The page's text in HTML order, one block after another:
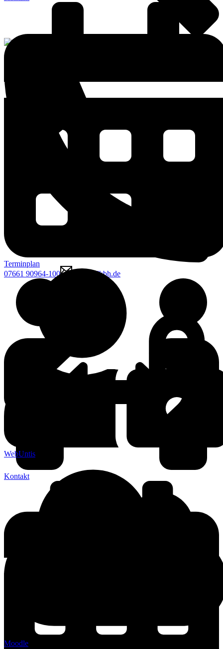
Terminplan
WebUntis
Moodle
07661 90964-100 mcgk@lkbh.de
Kontakt